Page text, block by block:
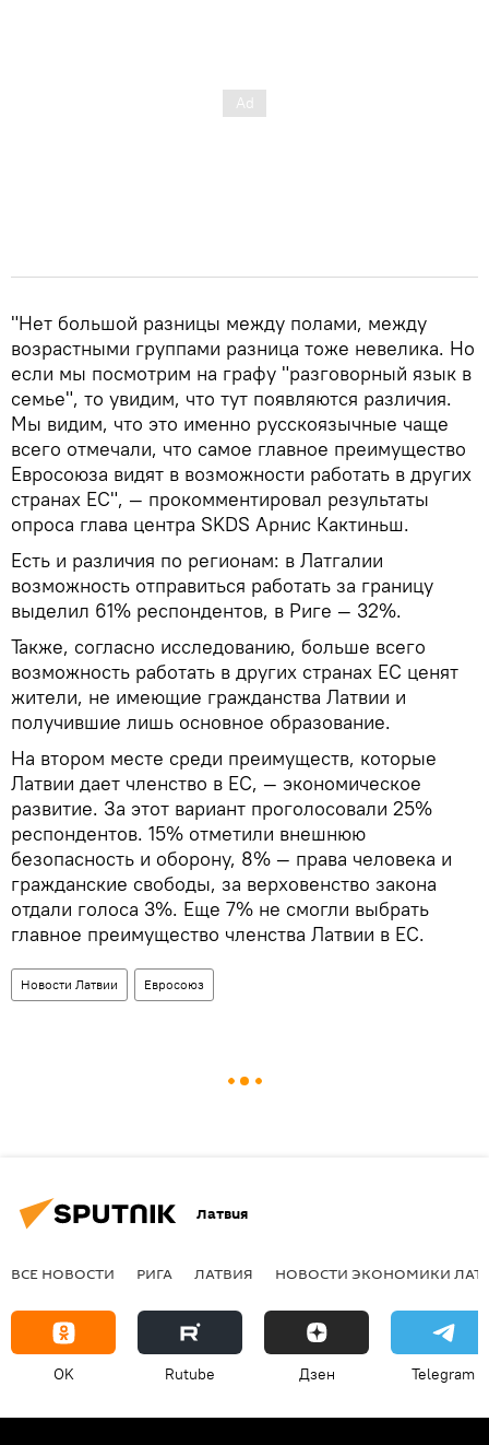
"Нет большой разницы между полами, между
возрастными группами разница тоже невелика. Но
если мы посмотрим на графу "разговорный язык в
семье", то увидим, что тут появляются различия.
Мы видим, что это именно русскоязычные чаще
всего отмечали, что самое главное преимущество
Евросоюза видят в возможности работать в других
странах ЕС", — прокомментировал результаты
опроса глава центра SKDS Арнис Кактиньш.
Есть и различия по регионам: в Латгалии
возможность отправиться работать за границу
выделил 61% респондентов, в Риге — 32%.
Также, согласно исследованию, больше всего
возможность работать в других странах ЕС ценят
жители, не имеющие гражданства Латвии и
получившие лишь основное образование.
На втором месте среди преимуществ, которые
Латвии дает членство в ЕС, — экономическое
развитие. За этот вариант проголосовали 25%
респондентов. 15% отметили внешнюю
безопасность и оборону, 8% — права человека и
гражданские свободы, за верховенство закона
отдали голоса 3%. Еще 7% не смогли выбрать
главное преимущество членства Латвии в ЕС.
Новости Латвии Евросоюз
Латвия
ВСЕ НОВОСТИ РИГА ЛАТВИЯ НОВОСТИ ЭКОНОМИКИ
OK Rutube Дзен Telegram